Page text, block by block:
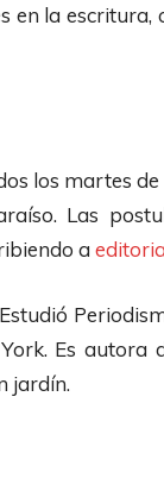
en la
los martes
Las
a
Es autora
jardín.